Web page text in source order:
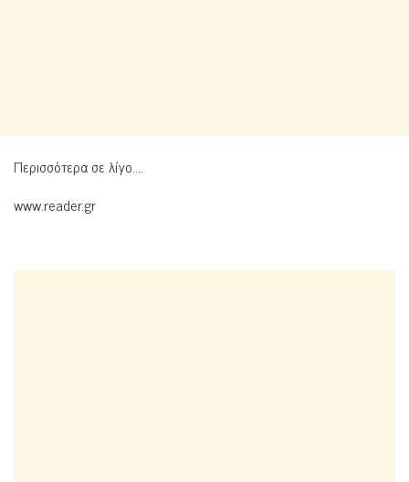
Περισσότερα σε λίγο….
www.reader.gr